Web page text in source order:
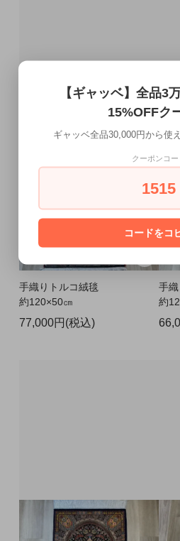
手織りトルコ絨毯
約120×50㎝
77,000円(税込)
手
約
【ギャッベ】全品3
15%OFFク
ギャッベ全品30,000円から使
クーポンコー
1515
コードをコ